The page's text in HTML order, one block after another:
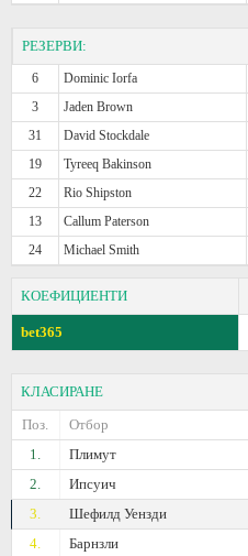
РЕЗЕРВИ:
6 Dominic Iorfa
3
Jaden Brown
31
David Stockdale
19
Tyreeq Bakinson
22
Rio Shipston
13
Callum Paterson
24
Michael Smith
КОЕФИЦИЕНТИ
bet365
КЛАСИРАНЕ
Поз.
Отбор
1.
Плимут
2.
Ипсуич
3.
Шефилд Уензди
4.
Барнзли